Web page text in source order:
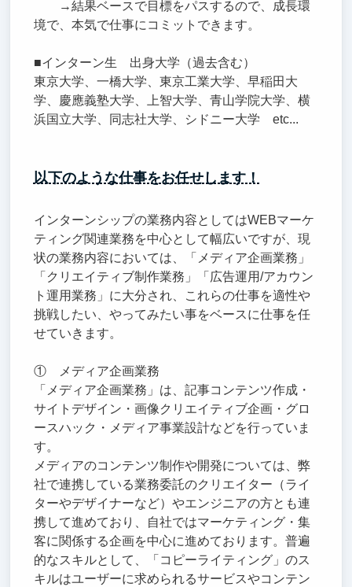
→結果ベースで目標をパスするので、成長環
境で、本気で仕事にコミットできます。
■インターン生 出身大学（過去含む）
東京大学、一橋大学、東京工業大学、早稲田大
学、慶應義塾大学、上智大学、青山学院大学、横
浜国立大学、同志社大学、シドニー大学 etc...
以下のような仕事をお任せします！
インターンシップの業務内容としてはWEBマーケ
ティング関連業務を中心として幅広いですが、現
状の業務内容においては、「メディア企画業務」
「クリエイティブ制作業務」「広告運用/アカウン
ト運用業務」に大分され、これらの仕事を適性や
挑戦したい、やってみたい事をベースに仕事を任
せていきます。
① メディア企画業務
「メディア企画業務」は、記事コンテンツ作成・
サイトデザイン・画像クリエイティブ企画・グロ
ースハック・メディア事業設計などを行っていま
す。
メディアのコンテンツ制作や開発については、弊
社で連携している業務委託のクリエイター（ライ
ターやデザイナーなど）やエンジニアの方とも連
携して進めており、自社ではマーケティング・集
客に関係する企画を中心に進めております。普遍
的なスキルとして、「コピーライティング」のス
キルはユーザーに求められるサービスやコンテン